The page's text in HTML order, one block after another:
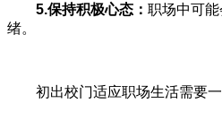
5.保持积极心态： 职场中可
绪。
初出校门适应职场生活需要一